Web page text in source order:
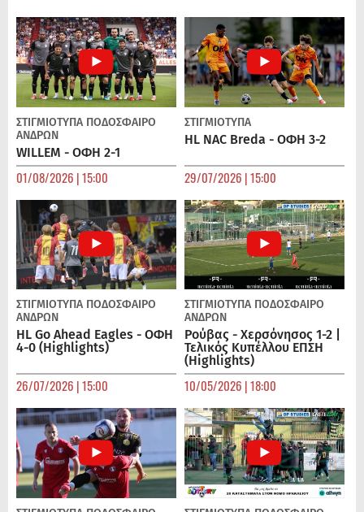
ΣΤΙΓΜΙΟΤΥΠΑ ΠΟΔΌΣΦΑΙΡΟ
ΑΝΔΡΏΝ
WILLEM - ΟΦΗ 2-1
01/08/2026 | 15:00
ΣΤΙΓΜΙΟΤΥΠΑ
HL NAC Breda - ΟΦΗ 3-2
29/07/2026 | 15:00
ΣΤΙΓΜΙΟΤΥΠΑ ΠΟΔΌΣΦΑΙΡΟ
ΑΝΔΡΏΝ
HL Go Ahead Eagles - ΟΦΗ
4-0 (Highlights)
26/07/2026 | 15:00
ΣΤΙΓΜΙΟΤΥΠΑ ΠΟΔΌΣΦΑΙΡΟ
ΑΝΔΡΏΝ
Ρούβας - Χερσόνησος 1-2 |
Τελικός Κυπέλλου ΕΠΣΗ
(Highlights)
10/05/2026 | 18:00